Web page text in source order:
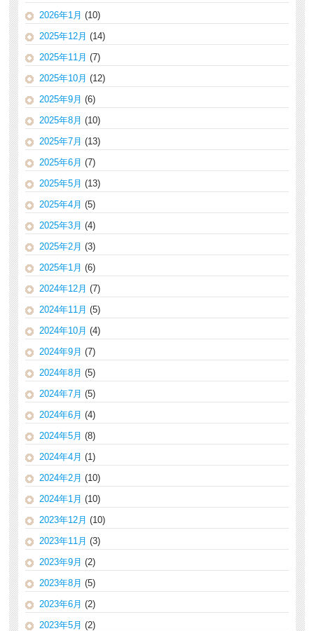
2026年1月 (10)
2025年12月 (14)
2025年11月 (7)
2025年10月 (12)
2025年9月 (6)
2025年8月 (10)
2025年7月 (13)
2025年6月 (7)
2025年5月 (13)
2025年4月 (5)
2025年3月 (4)
2025年2月 (3)
2025年1月 (6)
2024年12月 (7)
2024年11月 (5)
2024年10月 (4)
2024年9月 (7)
2024年8月 (5)
2024年7月 (5)
2024年6月 (4)
2024年5月 (8)
2024年4月 (1)
2024年2月 (10)
2024年1月 (10)
2023年12月 (10)
2023年11月 (3)
2023年9月 (2)
2023年8月 (5)
2023年6月 (2)
2023年5月 (2)